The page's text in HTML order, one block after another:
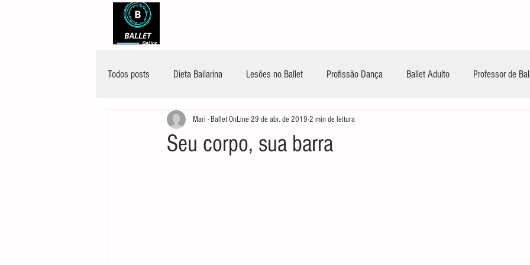
Todos posts Dieta Bailarina Lesões no Ballet Profissão Dança Ballet Adulto Professor de
Seu corpo, sua barra
Mari - Ballet OnLine 29 de abr. de 2019 2 min de leitura